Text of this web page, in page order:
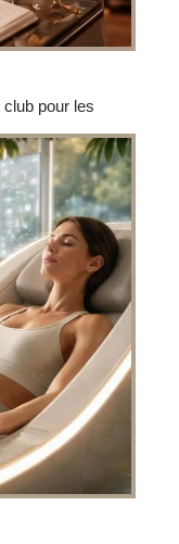
pour les